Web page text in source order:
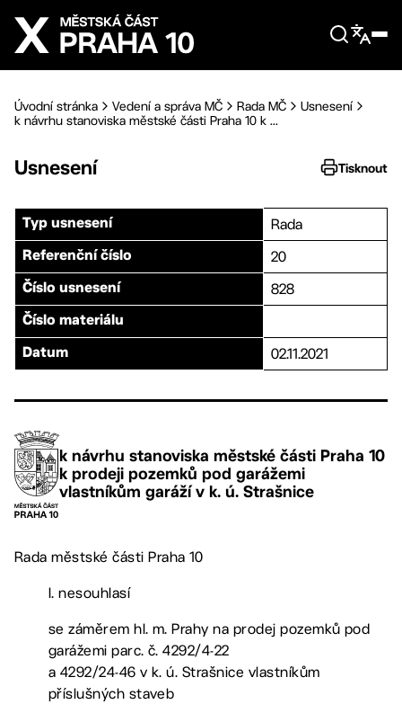
Přejít na hlavní obsah
Úvodní stránka Vedení a správa MČ Rada MČ
Usnesení
k návrhu stanoviska městské části Praha 10 k ...
Usnesení Tisknout
Typ usnesení Rada
Referenční číslo 20
Číslo usnesení 828
Číslo materiálu
Datum 02.11.2021
k návrhu stanoviska městské části Praha 10
k prodeji pozemků pod garážemi
vlastníkům garáží v k. ú. Strašnice
Rada městské části Praha 10
I. nesouhlasí
se záměrem hl. m. Prahy na prodej pozemků pod
garážemi parc. č. 4292/4-22
a 4292/24-46 v k. ú. Strašnice vlastníkům
příslušných staveb